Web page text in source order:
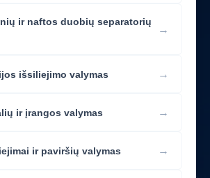
ir naftos duobių separatorių
→
išsiliejimo valymas →
ir įrangos valymas →
ir paviršių valymas →